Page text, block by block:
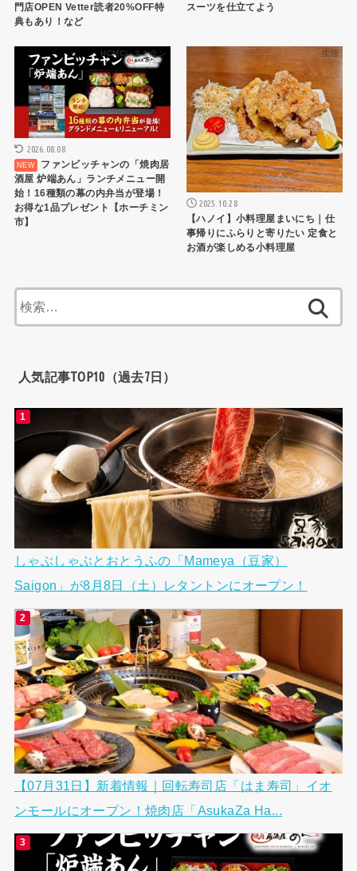
門店OPEN Vetter読者20%OFF特
典もあり！など
スーツを仕立てよう
HCMCレストラン
2026.08.08
ファンビッチャンの「焼肉居
酒屋 炉端あん」ランチメニュー開
始！16種類の幕の内弁当が登場！
お得な1品プレゼント【ホーチミン
市】
生活
2025.10.28
【ハノイ】小料理屋まいにち｜仕
事帰りにふらりと寄りたい 定食と
お酒が楽しめる小料理屋
索:
人気記事TOP10（過去7日）
しゃぶしゃぶとおとうふの「Mameya（豆家）
Saigon」が8月8日（土）レタントンにオープン！
【07月31日】新着情報｜回転寿司店「はま寿司」イオ
ンモールにオープン！焼肉店「AsukaZa Ha...